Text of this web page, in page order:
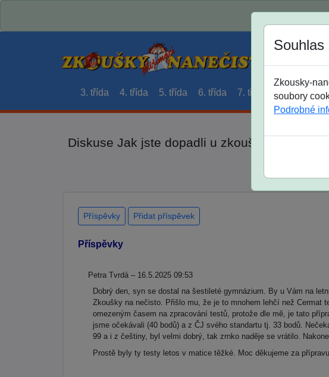
3. třída 4. třída 5. třída 6. třída 7. třída 8. třída 9.
Diskuse Jak jste dopadli u zkoušek na SŠ?
Zkousky-
soubory
Podrobné
Příspěvky Přidat příspěvek
Příspěvky
Petra Tvrdá – 16.5.2025 09:53
Dobrý den, syn se dostal na šestileté gymnázium. By u Vám na
Zkoušky na nečisto. Přišlo mu, že je to mnohem lehčí než
omezeným časem na zpracování testů, protože dle mě, je tato
jsme očekávali (40 bodů) a z ČJ svého standartu tj. 33 bodů.
99 a i z češtiny, byl velmi dobrý, tak zrnko naděje se vrátilo.
Prostě byly ty testy letos v matice těžké. Moc děkujeme za